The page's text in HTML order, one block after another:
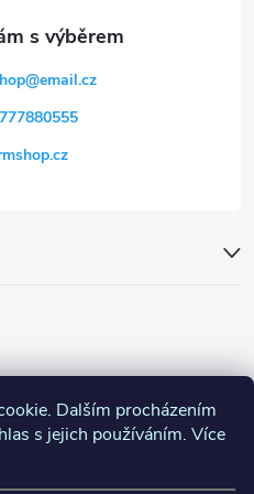
Dalším procházením
s jejich používáním. Více
@email.cz